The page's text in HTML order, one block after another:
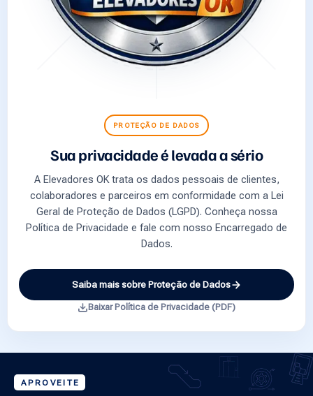
PROTEÇÃO DE DADOS
Sua privacidade é levada a sério
A Elevadores OK trata os dados pessoais de clientes,
colaboradores e parceiros em conformidade com a Lei
Geral de Proteção de Dados (LGPD). Conheça nossa
Política de Privacidade e fale com nosso Encarregado de
Dados.
Saiba mais sobre Proteção de Dados
Baixar Política de Privacidade (PDF)
APROVEITE